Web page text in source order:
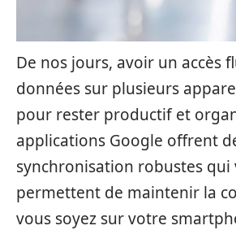
De nos jours, avoir un accès
données sur plusieurs
pour rester productif et
applications Google offrent
synchronisation robustes qui
permettent de maintenir la
vous soyez sur votre